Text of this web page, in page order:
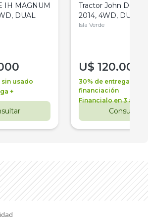
IH MAGNUM
DUAL
usado
+
Tractor John Deere
2014, 4WD, DUAL
Isla Verde
U$ 120.000
30% de entrega +
financiación
Financialo en 3 años
Consultar